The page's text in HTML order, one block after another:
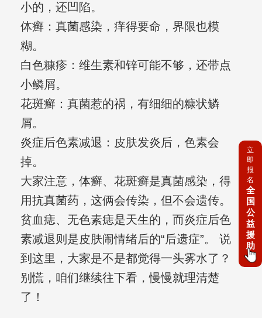
小的，还凹陷。
体癣：真菌感染，痒得要命，界限也模
糊。
白色糠疹：维生素和锌可能不够，还带点
小鳞屑。
花斑癣：真菌惹的祸，有细细的糠状鳞
屑。
炎症后色素减退：皮肤发炎后，色素会
掉。
大家注意，体癣、花斑癣是真菌感染，得
用抗真菌药，这俩会传染，但不会遗传。
贫血痣、无色素痣是天生的，而炎症后色
素减退则是皮肤闹情绪后的“后遗症”。 说
到这里，大家是不是都觉得一头雾水了？
别慌，咱们继续往下看，慢慢就理清楚
了！
立
即
报
名
全
国
公
益
援
助